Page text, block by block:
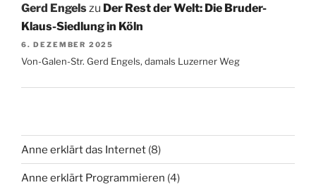
Gerd Engels zu Der Rest der Welt: Die Bruder-
Klaus-Siedlung in Köln
6. DEZEMBER 2025
Von-Galen-Str. Gerd Engels, damals Luzerner Weg
Anne erklärt das Internet (8)
Anne erklärt Programmieren (4)